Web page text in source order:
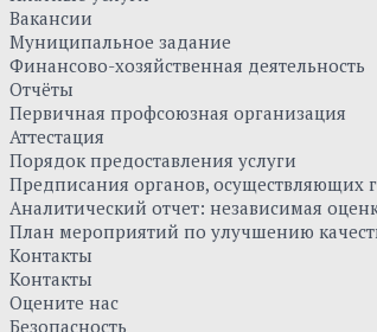
Вакансии
Муниципальное задание
Финансово-хозяйственная деятельность
Отчёты
Первичная профсоюзная организация
Аттестация
Порядок предоставления услуги
Предписания органов, осуществляющих
Аналитический отчет: независимая
План мероприятий по улучшению
Контакты
Контакты
Оцените нас
Безопасность